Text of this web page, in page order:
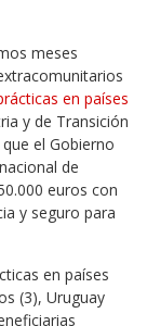
meses
en países
y de Transición
el Gobierno
de
euros con
y seguro para
en países
(3), Uruguay